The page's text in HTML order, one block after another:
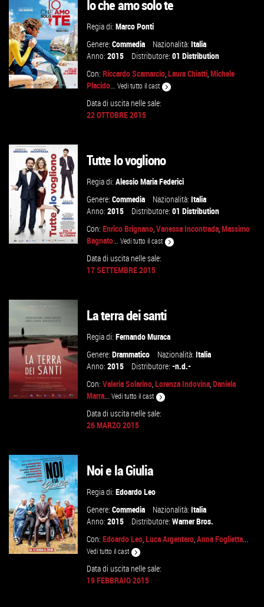
VAI ALLA SCHEDA
VAI ALLA SCHEDA
Io che amo solo te
Regia di:Marco Ponti
Genere:Commedia Nazionalità:Italia
Anno:2015 Distributore:01 Distribution
Con:Riccardo Scamarcio,Laura Chiatti,Michele
Placido...Vedi tutto il cast
Data di uscita nelle sale:
22 OTTOBRE 2015
VAI ALLA SCHEDA
Tutte lo vogliono
Regia di:Alessio Maria Federici
Genere:Commedia Nazionalità:Italia
Anno:2015 Distributore:01 Distribution
Con:Enrico Brignano,Vanessa Incontrada,Massimo
Bagnato...Vedi tutto il cast
Data di uscita nelle sale:
17 SETTEMBRE 2015
VAI ALLA SCHEDA
La terra dei santi
Regia di:Fernando Muraca
Genere:Drammatico Nazionalità:Italia
Anno:2015 Distributore:-n.d.-
Con:Valeria Solarino,Lorenza Indovina,Daniela
Marra...Vedi tutto il cast
Data di uscita nelle sale:
26 MARZO 2015
Noi e la Giulia
Regia di:Edoardo Leo
Genere:Commedia Nazionalità:Italia
Anno:2015 Distributore:Warner Bros.
Con:Edoardo Leo,Luca Argentero,Anna Foglietta...
Vedi tutto il cast
Data di uscita nelle sale:
19 FEBBRAIO 2015